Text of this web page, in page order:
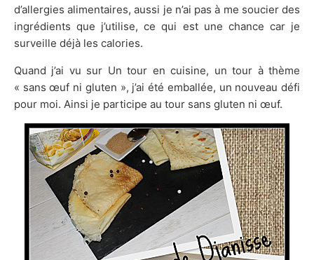
d’allergies alimentaires, aussi je n’ai pas à me soucier des
ingrédients que j’utilise, ce qui est une chance car je
surveille déjà les calories.
Quand j’ai vu sur Un tour en cuisine, un tour à thème
« sans œuf ni gluten », j’ai été emballée, un nouveau défi
pour moi. Ainsi je participe au tour sans gluten ni œuf.